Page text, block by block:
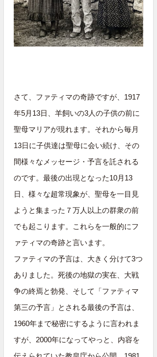
さて、ファティマの奇跡ですが、1917
年5月13日、羊飼いの3人の子供の前に
聖母マリアが現れます。それから毎月
13日に子供達は聖母に会い続け、その
間様々なメッセージ・予言を託される
のです。最後の出現となった10月13
日、様々な超常現象が、聖母を一目見
ようと集まった７万人以上の群衆の前
でも起こります。これらを一般的にフ
ァティマの奇跡と言います。
ファティマの予言は、大きく分けて3つ
ありました。死後の地獄の実在、大戦
争の終焉と勃発、そして「ファティマ
第三の予言」とされる最後の予言は、
1960年まで秘密にするように言われま
すが、2000年になってやっと、内容を